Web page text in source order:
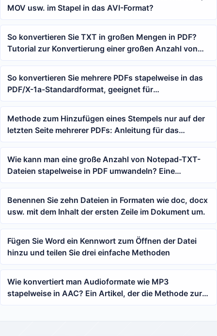
MOV usw. im Stapel in das AVI-Format?
So konvertieren Sie TXT in großen Mengen in PDF?
Tutorial zur Konvertierung einer großen Anzahl von
Textdateien in PDF mit einem Klick
So konvertieren Sie mehrere PDFs stapelweise in das
PDF/X-1a-Standardformat, geeignet für
Druckauslieferung und Archivprüfung
Methode zum Hinzufügen eines Stempels nur auf der
letzten Seite mehrerer PDFs: Anleitung für das
Stempeln mehrerer PDFs auf der letzten Seite
Wie kann man eine große Anzahl von Notepad-TXT-
Dateien stapelweise in PDF umwandeln? Eine
detaillierte Anleitung zur Umwandlung von
Benennen Sie zehn Dateien in Formaten wie doc, docx
usw. mit dem Inhalt der ersten Zeile im Dokument um.
Fügen Sie Word ein Kennwort zum Öffnen der Datei
hinzu und teilen Sie drei einfache Methoden
Wie konvertiert man Audioformate wie MP3
stapelweise in AAC? Ein Artikel, der die Methode zur
Stapelkonvertierung von Audio verständlich erklärt